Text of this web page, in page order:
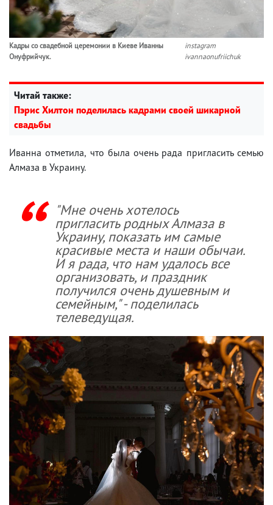
Кадры со свадебной церемонии в Киеве Иванны
Онуфрийчук.
instagram
ivannaonufriichuk
Читай также:
Пэрис Хилтон поделилась кадрами своей шикарной
свадьбы
Иванна отметила, что была очень рада пригласить семью
Алмаза в Украину.
"Мне очень хотелось
пригласить родных Алмаза в
Украину, показать им самые
красивые места и наши обычаи.
И я рада, что нам удалось все
организовать, и праздник
получился очень душевным и
семейным," - поделилась
телеведущая.